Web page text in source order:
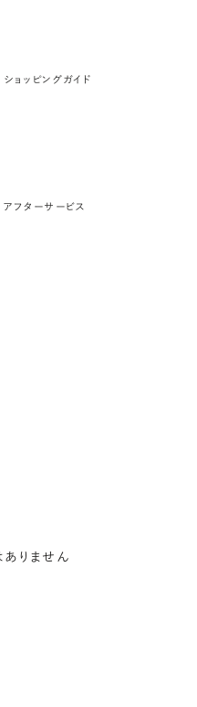
ショッピングガイド
アフターサービス
りません